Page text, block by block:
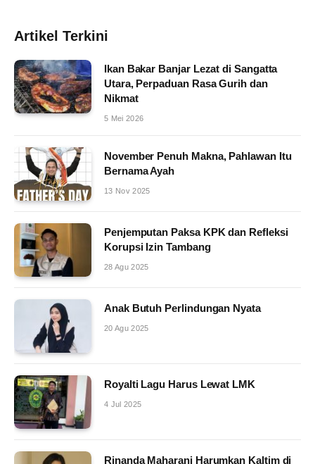
Artikel Terkini
Ikan Bakar Banjar Lezat di Sangatta
Utara, Perpaduan Rasa Gurih dan
Nikmat
5 Mei 2026
November Penuh Makna, Pahlawan Itu
Bernama Ayah
13 Nov 2025
Penjemputan Paksa KPK dan Refleksi
Korupsi Izin Tambang
28 Agu 2025
Anak Butuh Perlindungan Nyata
20 Agu 2025
Royalti Lagu Harus Lewat LMK
4 Jul 2025
Rinanda Maharani Harumkan Kaltim di